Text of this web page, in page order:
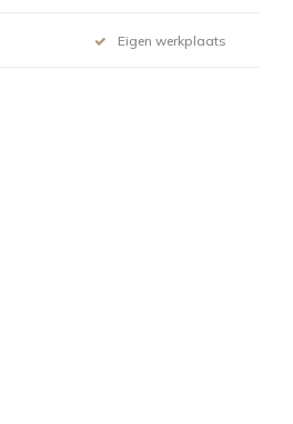
Eigen werkplaats